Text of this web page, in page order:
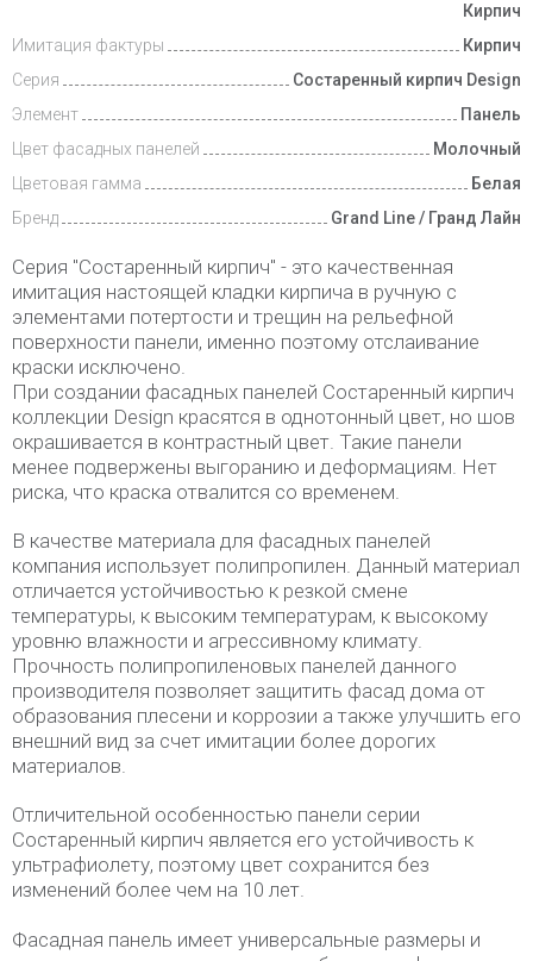
Кирпич
Имитация фактуры
Кирпич
Серия
Состаренный кирпич Design
Элемент
Панель
Цвет фасадных панелей
Молочный
Цветовая гамма
Белая
Бренд
Grand Line / Гранд Лайн
Серия "Состаренный кирпич" - это качественная
имитация настоящей кладки кирпича в ручную с
элементами потертости и трещин на рельефной
поверхности панели, именно поэтому отслаивание
краски исключено.
При создании фасадных панелей Состаренный кирпич
коллекции Design красятся в однотонный цвет, но шов
окрашивается в контрастный цвет. Такие панели
менее подвержены выгоранию и деформациям. Нет
риска, что краска отвалится со временем.
В качестве материала для фасадных панелей
компания использует полипропилен. Данный материал
отличается устойчивостью к резкой смене
температуры, к высоким температурам, к высокому
уровню влажности и агрессивному климату.
Прочность полипропиленовых панелей данного
производителя позволяет защитить фасад дома от
образования плесени и коррозии а также улучшить его
внешний вид за счет имитации более дорогих
материалов.
Отличительной особенностью панели серии
Состаренный кирпич является его устойчивость к
ультрафиолету, поэтому цвет сохранится без
изменений более чем на 10 лет.
Фасадная панель имеет универсальные размеры и